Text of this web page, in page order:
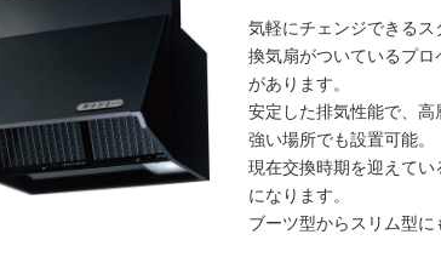
気軽にチェンジできるス
換気扇がついているプ
があります。
安定した排気性能で、高
強い場所でも設置可能。
現在交換時期を迎えて
になります。
ブーツ型からスリム型に